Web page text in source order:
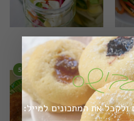
חמוצים מהירים
1 באוגוסט 2022
5 6
ולקבל את המתכונים למייל: